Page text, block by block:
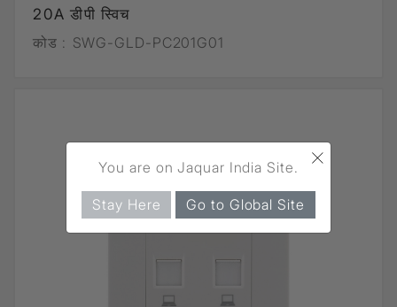
20A डीपी स्विच
कोड : SWG-GLD-PC201G01
×
You are on Jaquar India Site.
Stay Here Go to Global Site